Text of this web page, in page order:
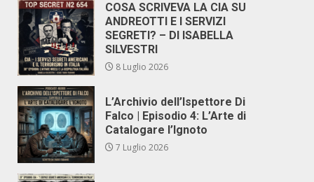
COSA SCRIVEVA LA CIA SU
ANDREOTTI E I SERVIZI
SEGRETI? – DI ISABELLA
SILVESTRI
8 Luglio 2026
L’Archivio dell’Ispettore Di
Falco | Episodio 4: L’Arte di
Catalogare l’Ignoto
7 Luglio 2026